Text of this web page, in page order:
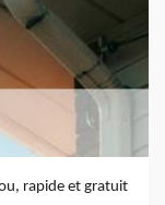
rapide et gratuit